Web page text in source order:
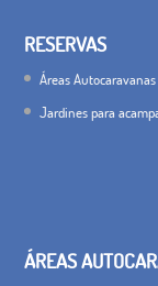
RESERVAS
Áreas Autocaravanas
Jardines para
ÁREAS